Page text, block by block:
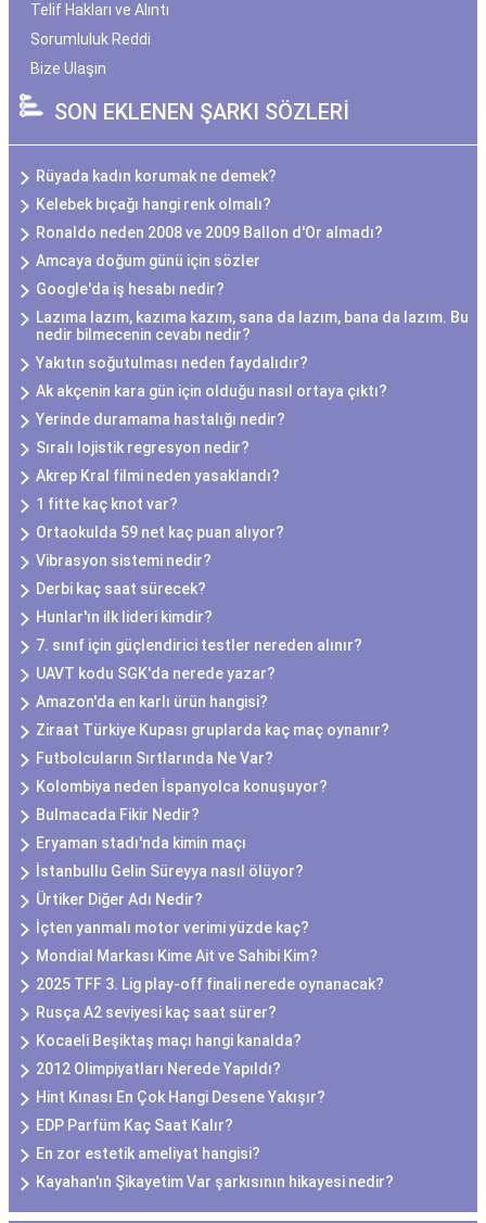
Telif Hakları ve Alıntı
Sorumluluk Reddi
Bize Ulaşın
SON EKLENEN ŞARKI SÖZLERİ
Rüyada kadın korumak ne demek?
Kelebek bıçağı hangi renk olmalı?
Ronaldo neden 2008 ve 2009 Ballon d'Or almadı?
Amcaya doğum günü için sözler
Google'da iş hesabı nedir?
Lazıma lazım, kazıma kazım, sana da lazım, bana da lazım. Bu
nedir bilmecenin cevabı nedir?
Yakıtın soğutulması neden faydalıdır?
Ak akçenin kara gün için olduğu nasıl ortaya çıktı?
Yerinde duramama hastalığı nedir?
Sıralı lojistik regresyon nedir?
Akrep Kral filmi neden yasaklandı?
1 fitte kaç knot var?
Ortaokulda 59 net kaç puan alıyor?
Vibrasyon sistemi nedir?
Derbi kaç saat sürecek?
Hunlar'ın ilk lideri kimdir?
7. sınıf için güçlendirici testler nereden alınır?
UAVT kodu SGK'da nerede yazar?
Amazon'da en karlı ürün hangisi?
Ziraat Türkiye Kupası gruplarda kaç maç oynanır?
Futbolcuların Sırtlarında Ne Var?
Kolombiya neden İspanyolca konuşuyor?
Bulmacada Fikir Nedir?
Eryaman stadı'nda kimin maçı
İstanbullu Gelin Süreyya nasıl ölüyor?
Ürtiker Diğer Adı Nedir?
İçten yanmalı motor verimi yüzde kaç?
Mondial Markası Kime Ait ve Sahibi Kim?
2025 TFF 3. Lig play-off finali nerede oynanacak?
Rusça A2 seviyesi kaç saat sürer?
Kocaeli Beşiktaş maçı hangi kanalda?
2012 Olimpiyatları Nerede Yapıldı?
Hint Kınası En Çok Hangi Desene Yakışır?
EDP Parfüm Kaç Saat Kalır?
En zor estetik ameliyat hangisi?
Kayahan'ın Şikayetim Var şarkısının hikayesi nedir?